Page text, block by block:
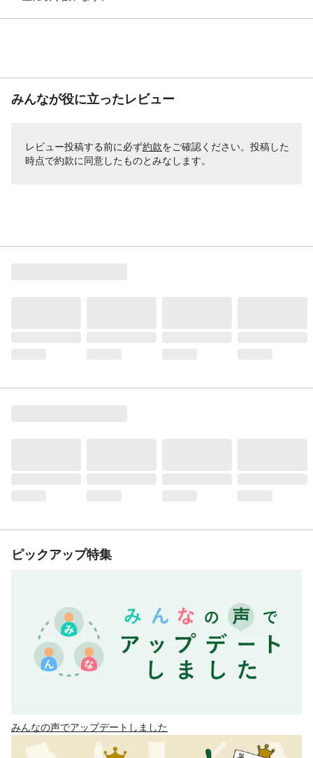
みんなが役に立ったレビュー
レビュー投稿する前に必ず約款をご確認ください。投稿した
時点で約款に同意したものとみなします。
ピックアップ特集
みんなの声でアップデートしました